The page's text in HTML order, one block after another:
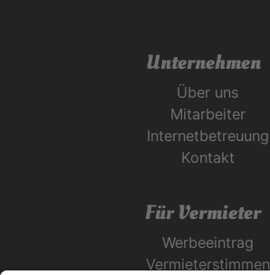
Unternehmen
Über uns
Mitarbeiter
Internetbetreuung
Kontakt
Für Vermieter
Werbeeintrag
Vermieterstimmen